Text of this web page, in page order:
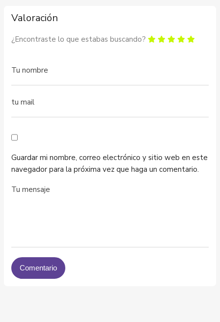
Valoración
¿Encontraste lo que estabas buscando?
Guardar mi nombre, correo electrónico y sitio web en este
navegador para la próxima vez que haga un comentario.